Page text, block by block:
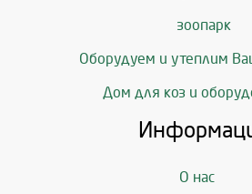
зоопарк
Оборудуем и утеплим
Дом для коз и
О нас